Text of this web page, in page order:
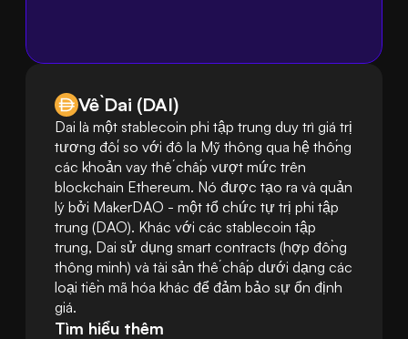
Về Dai (DAI)
Dai là một stablecoin phi tập trung duy trì giá trị
tương đối so với đô la Mỹ thông qua hệ thống
các khoản vay thế chấp vượt mức trên
blockchain Ethereum. Nó được tạo ra và quản
lý bởi MakerDAO - một tổ chức tự trị phi tập
trung (DAO). Khác với các stablecoin tập
trung, Dai sử dụng smart contracts (hợp đồng
thông minh) và tài sản thế chấp dưới dạng các
loại tiền mã hóa khác để đảm bảo sự ổn định
giá.
Tìm hiểu thêm